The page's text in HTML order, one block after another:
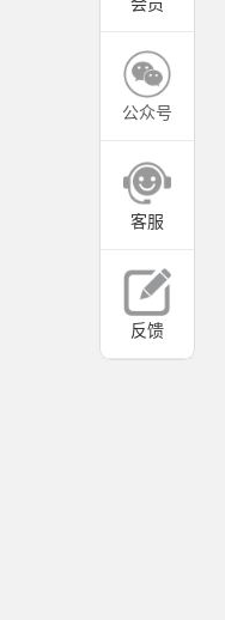
会员
公众号
客服
反馈